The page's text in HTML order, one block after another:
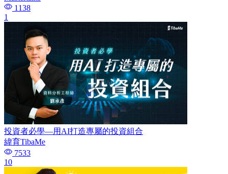
1138
1
投資者必學—用AI打造專屬的投資組合
緯育TibaMe
7533
10